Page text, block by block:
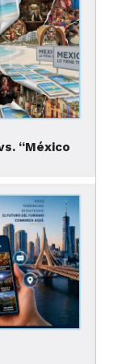
soleados del
medio
hasta
(de octubre
“México